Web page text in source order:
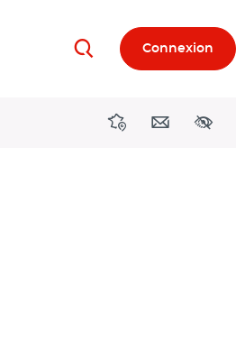
RechercherConnexion
DirectionsContact